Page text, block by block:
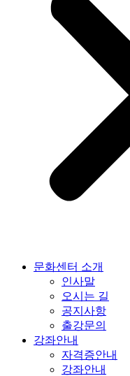
문화센터 소개
인사말
오시는 길
공지사항
출강문의
강좌안내
자격증안내
강좌안내